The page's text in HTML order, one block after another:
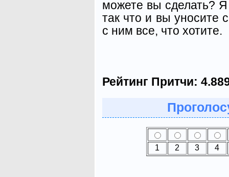
можете вы сделать?
так что и вы уносите
с ним все, что хотите.
Рейтинг Притчи:
1 2 3 4